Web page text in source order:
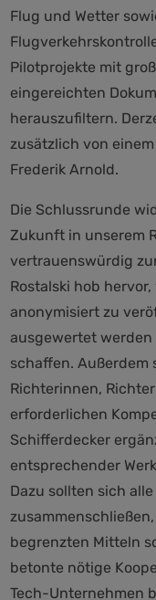
Flug und Wetter
Pilotprojekte mit
eingereichten
herauszufiltern.
zusätzlich von
Frederik Arnold.
Die Schlussrunde
Zukunft in unserem
vertrauenswürdig
Rostalski hob
anonymisiert zu
ausgewertet werden
schaffen. Außerdem
Richterinnen,
erforderlichen
Schifferdecker
entsprechender
Dazu sollten sich
begrenzten Mitteln
betonte nötige
Tech-Unternehmen